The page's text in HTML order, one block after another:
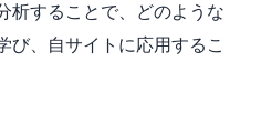
析することで、どのような
び、自サイトに応用するこ